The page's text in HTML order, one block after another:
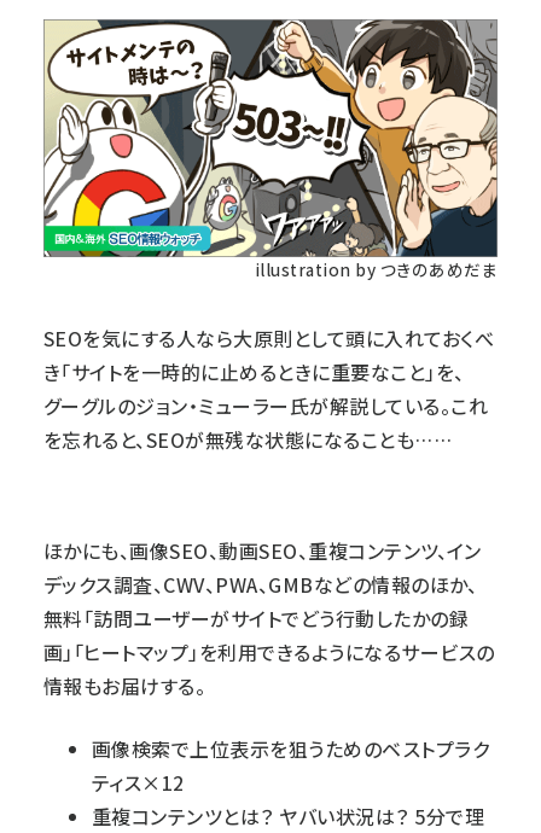
illustration by つきのあめだま
SEOを気にする人なら大原則として頭に入れておくべ
き「サイトを一時的に止めるときに重要なこと」を、
グーグルのジョン・ミューラー氏が解説している。これ
を忘れると、SEOが無残な状態になることも……
ほかにも、画像SEO、動画SEO、重複コンテンツ、イン
デックス調査、CWV、PWA、GMBなどの情報のほか、
無料「訪問ユーザーがサイトでどう行動したかの録
画」「ヒートマップ」を利用できるようになるサービスの
情報もお届けする。
画像検索で上位表示を狙うためのベストプラク
ティス×12
重複コンテンツとは？ ヤバい状況は？ 5分で理